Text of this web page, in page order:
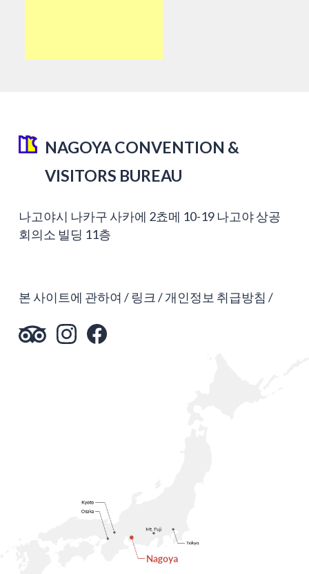
NAGOYA CONVENTION &
VISITORS BUREAU
나고야시 나카구 사카에 2쵸메 10-19 나고야 상공
회의소 빌딩 11층
본 사이트에 관하여 링크 개인정보 취급방침